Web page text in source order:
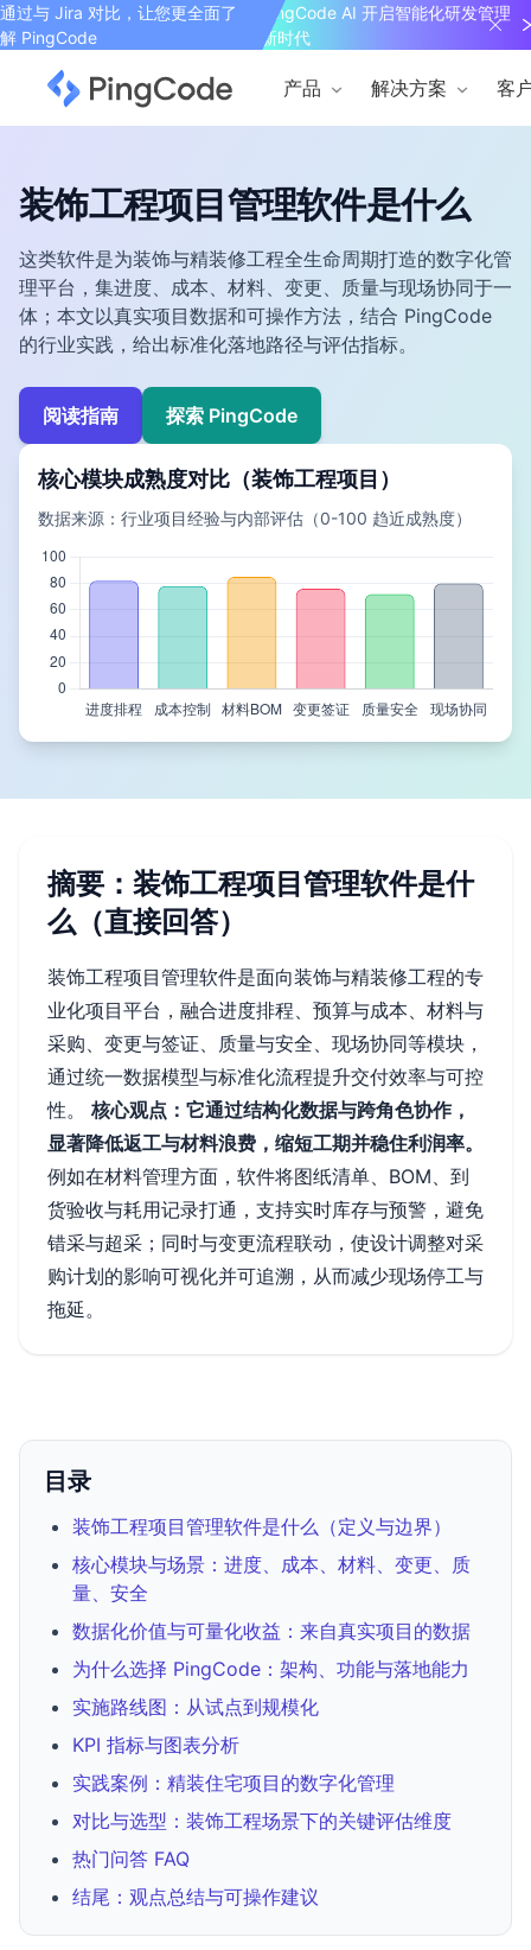
通过与 Jira 对比，让您更全面了
解 PingCode
PingCode AI 开启智能化研发管理
新时代
产品 解决方案 客
装饰工程项目管理软件是什么
这类软件是为装饰与精装修工程全生命周期打造的数字化管
理平台，集进度、成本、材料、变更、质量与现场协同于一
体；本文以真实项目数据和可操作方法，结合 PingCode
的行业实践，给出标准化落地路径与评估指标。
阅读指南 探索 PingCode
核心模块成熟度对比（装饰工程项目）
数据来源：行业项目经验与内部评估（0-100 趋近成熟度）
摘要：装饰工程项目管理软件是什
么（直接回答）
装饰工程项目管理软件是面向装饰与精装修工程的专
业化项目平台，融合进度排程、预算与成本、材料与
采购、变更与签证、质量与安全、现场协同等模块，
通过统一数据模型与标准化流程提升交付效率与可控
性。 核心观点：它通过结构化数据与跨角色协作，
显著降低返工与材料浪费，缩短工期并稳住利润率。
例如在材料管理方面，软件将图纸清单、BOM、到
货验收与耗用记录打通，支持实时库存与预警，避免
错采与超采；同时与变更流程联动，使设计调整对采
购计划的影响可视化并可追溯，从而减少现场停工与
拖延。
目录
装饰工程项目管理软件是什么（定义与边界）
核心模块与场景：进度、成本、材料、变更、质
量、安全
数据化价值与可量化收益：来自真实项目的数据
为什么选择 PingCode：架构、功能与落地能力
实施路线图：从试点到规模化
KPI 指标与图表分析
实践案例：精装住宅项目的数字化管理
对比与选型：装饰工程场景下的关键评估维度
热门问答 FAQ
结尾：观点总结与可操作建议